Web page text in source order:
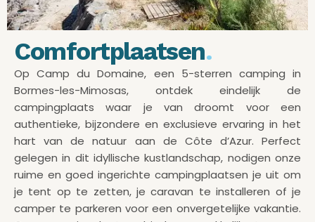
Comfortplaatsen.
Op Camp du Domaine, een 5-sterren camping in
Bormes-les-Mimosas, ontdek eindelijk de
campingplaats waar je van droomt voor een
authentieke, bijzondere en exclusieve ervaring in het
hart van de natuur aan de Côte d’Azur. Perfect
gelegen in dit idyllische kustlandschap, nodigen onze
ruime en goed ingerichte campingplaatsen je uit om
je tent op te zetten, je caravan te installeren of je
camper te parkeren voor een onvergetelijke vakantie.